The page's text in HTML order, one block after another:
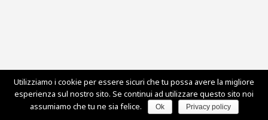
Utilizziamo i cookie per essere sicuri che tu possa avere la migliore
esperienza sul nostro sito. Se continui ad utilizzare questo sito noi
assumiamo che tu ne sia felice.
Ok Privacy policy